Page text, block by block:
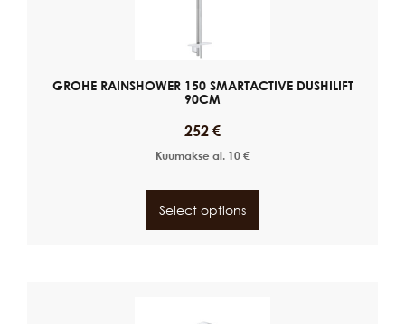
GROHE RAINSHOWER 150 SMARTACTIVE DUSHILIFT
90CM
252 €
Kuumakse al. 10 €
Select options